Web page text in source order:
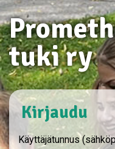
tuki ry
Kirjaudu
Käyttäjätunnus